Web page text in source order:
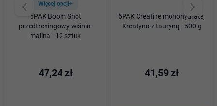
Więcej opcji+
6PAK Boom Shot
przedtreningowy wiśnia-
malina - 12 sztuk
47,24 zł
6PAK Creatine monohydrate,
Kreatyna z tauryną - 500 g
41,59 zł